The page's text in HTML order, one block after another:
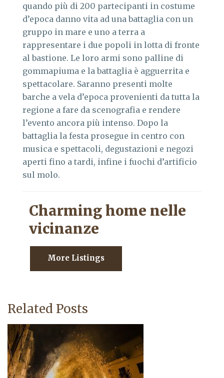
quando più di 200 partecipanti in costume
d’epoca danno vita ad una battaglia con un
gruppo in mare e uno a terra a
rappresentare i due popoli in lotta di fronte
al bastione. Le loro armi sono palline di
gommapiuma e la battaglia è agguerrita e
spettacolare. Saranno presenti molte
barche a vela d’epoca provenienti da tutta la
regione a fare da scenografia e rendere
l’evento ancora più intenso. Dopo la
battaglia la festa prosegue in centro con
musica e spettacoli, degustazioni e negozi
aperti fino a tardi, infine i fuochi d’artificio
sul molo.
Charming home nelle
vicinanze
More Listings
Related Posts